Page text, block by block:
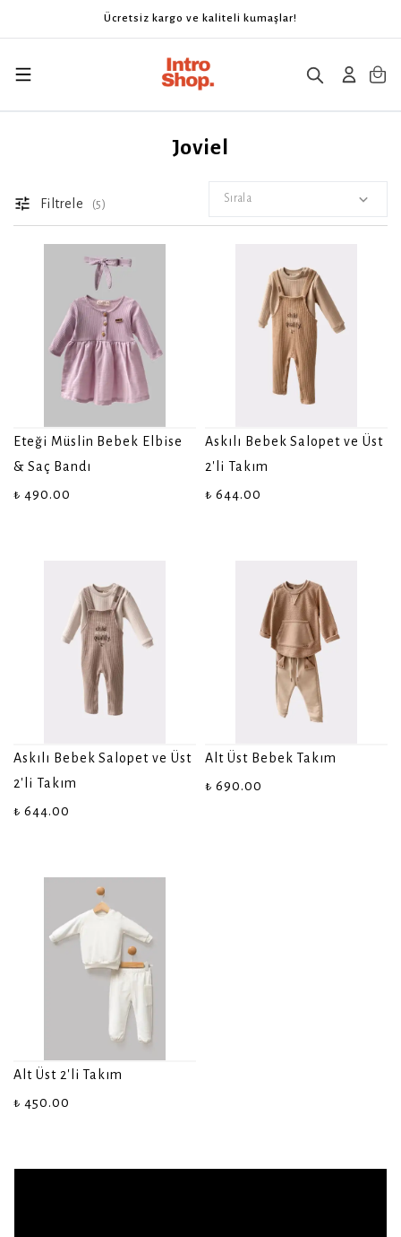
Ücretsiz kargo ve kaliteli kumaşlar!
Joviel
Filtrele (5) Sırala
Eteği Müslin Bebek Elbise
& Saç Bandı
₺ 490.00
Askılı Bebek Salopet ve Üst
2'li Takım
₺ 644.00
Askılı Bebek Salopet ve Üst
2'li Takım
₺ 644.00
Alt Üst Bebek Takım
₺ 690.00
Alt Üst 2'li Takım
₺ 450.00